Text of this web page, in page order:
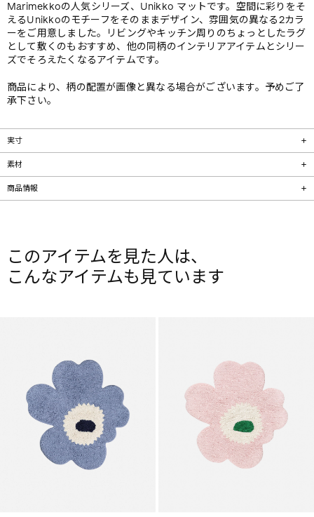
Marimekkoの人気シリーズ、Unikko マットです。空間に彩りをそ
えるUnikkoのモチーフをそのままデザイン、雰囲気の異なる2カラ
ーをご用意しました。リビングやキッチン周りのちょっとしたラグ
として敷くのもおすすめ、他の同柄のインテリアアイテムとシリー
ズでそろえたくなるアイテムです。
商品により、柄の配置が画像と異なる場合がございます。予めご了
承下さい。
実寸
素材
商品情報
このアイテムを見た人は、
こんなアイテムも見ています